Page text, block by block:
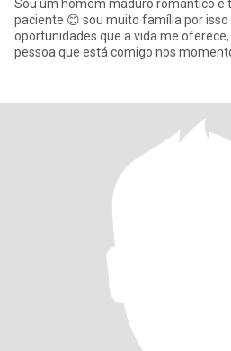
Sou um homem maduro romântico e
paciente 😊 sou muito família por
oportunidades que a vida me
pessoa que está comigo nos